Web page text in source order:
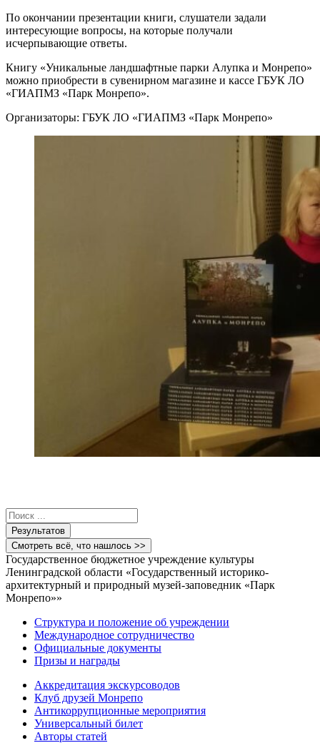
По окончании презентации книги, слушатели задали
интересующие вопросы, на которые получали
исчерпывающие ответы.
Книгу «Уникальные ландшафтные парки Алупка и Монрепо»
можно приобрести в сувенирном магазине и кассе ГБУК ЛО
«ГИАПМЗ «Парк Монрепо».
Организаторы: ГБУК ЛО «ГИАПМЗ «Парк Монрепо»
Search
...Результатов
Смотреть всё, что нашлось >>
Государственное бюджетное учреждение культуры
Ленинградской области «Государственный историко-
архитектурный и природный музей-заповедник «Парк
Монрепо»»
Структура и положение об учреждении
Международное сотрудничество
Официальные документы
Призы и награды
Аккредитация экскурсоводов
Клуб друзей Монрепо
Антикоррупционные мероприятия
Универсальный билет
Авторы статей